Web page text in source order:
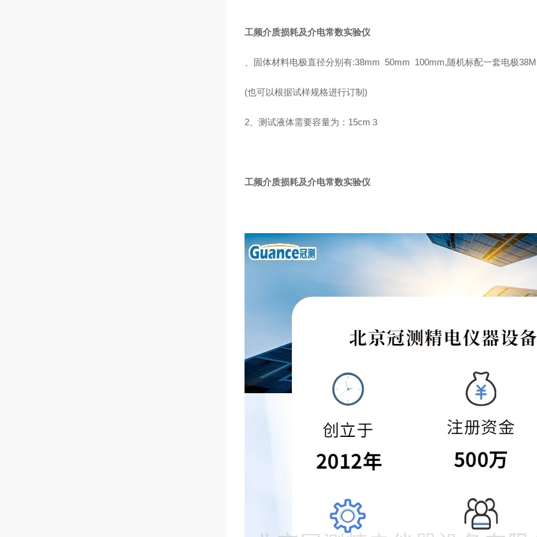
工频介质损耗及介电常数实验仪
、固体材料电极直径分别有:38mm 50mm 100mm,随机标配一套电极
(也可以根据试样规格进行订制)
2、测试液体需要容量为：15cm３
工频介质损耗及介电常数实验仪